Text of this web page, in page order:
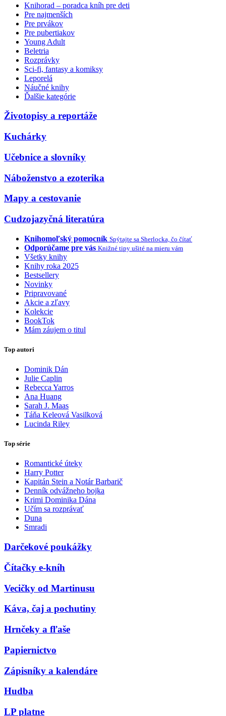
Knihorad – poradca kníh pre deti
Pre najmenších
Pre prvákov
Pre pubertiakov
Young Adult
Beletria
Rozprávky
Sci-fi, fantasy a komiksy
Leporelá
Náučné knihy
Ďalšie kategórie
Životopisy a reportáže
Kuchárky
Učebnice a slovníky
Náboženstvo a ezoterika
Mapy a cestovanie
Cudzojazyčná literatúra
Knihomoľský pomocník Spýtajte sa Sherlocka, čo čítať
Odporúčame pre vás Knižné tipy ušité na mieru vám
Všetky knihy
Knihy roka 2025
Bestsellery
Novinky
Pripravované
Akcie a zľavy
Kolekcie
BookTok
Mám záujem o titul
Top autori
Dominik Dán
Julie Caplin
Rebecca Yarros
Ana Huang
Sarah J. Maas
Táňa Keleová Vasilková
Lucinda Riley
Top série
Romantické úteky
Harry Potter
Kapitán Stein a Notár Barbarič
Denník odvážneho bojka
Krimi Dominika Dána
Učím sa rozprávať
Duna
Smradi
Darčekové poukážky
Čítačky e-kníh
Vecičky od Martinusu
Káva, čaj a pochutiny
Hrnčeky a fľaše
Papiernictvo
Zápisníky a kalendáre
Hudba
LP platne